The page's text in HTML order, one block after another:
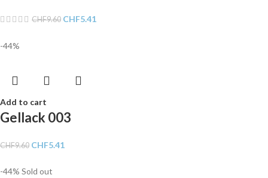
CHF9.60 CHF5.41
-44%
Add to cart
Gellack 003
CHF9.60 CHF5.41
-44% Sold out